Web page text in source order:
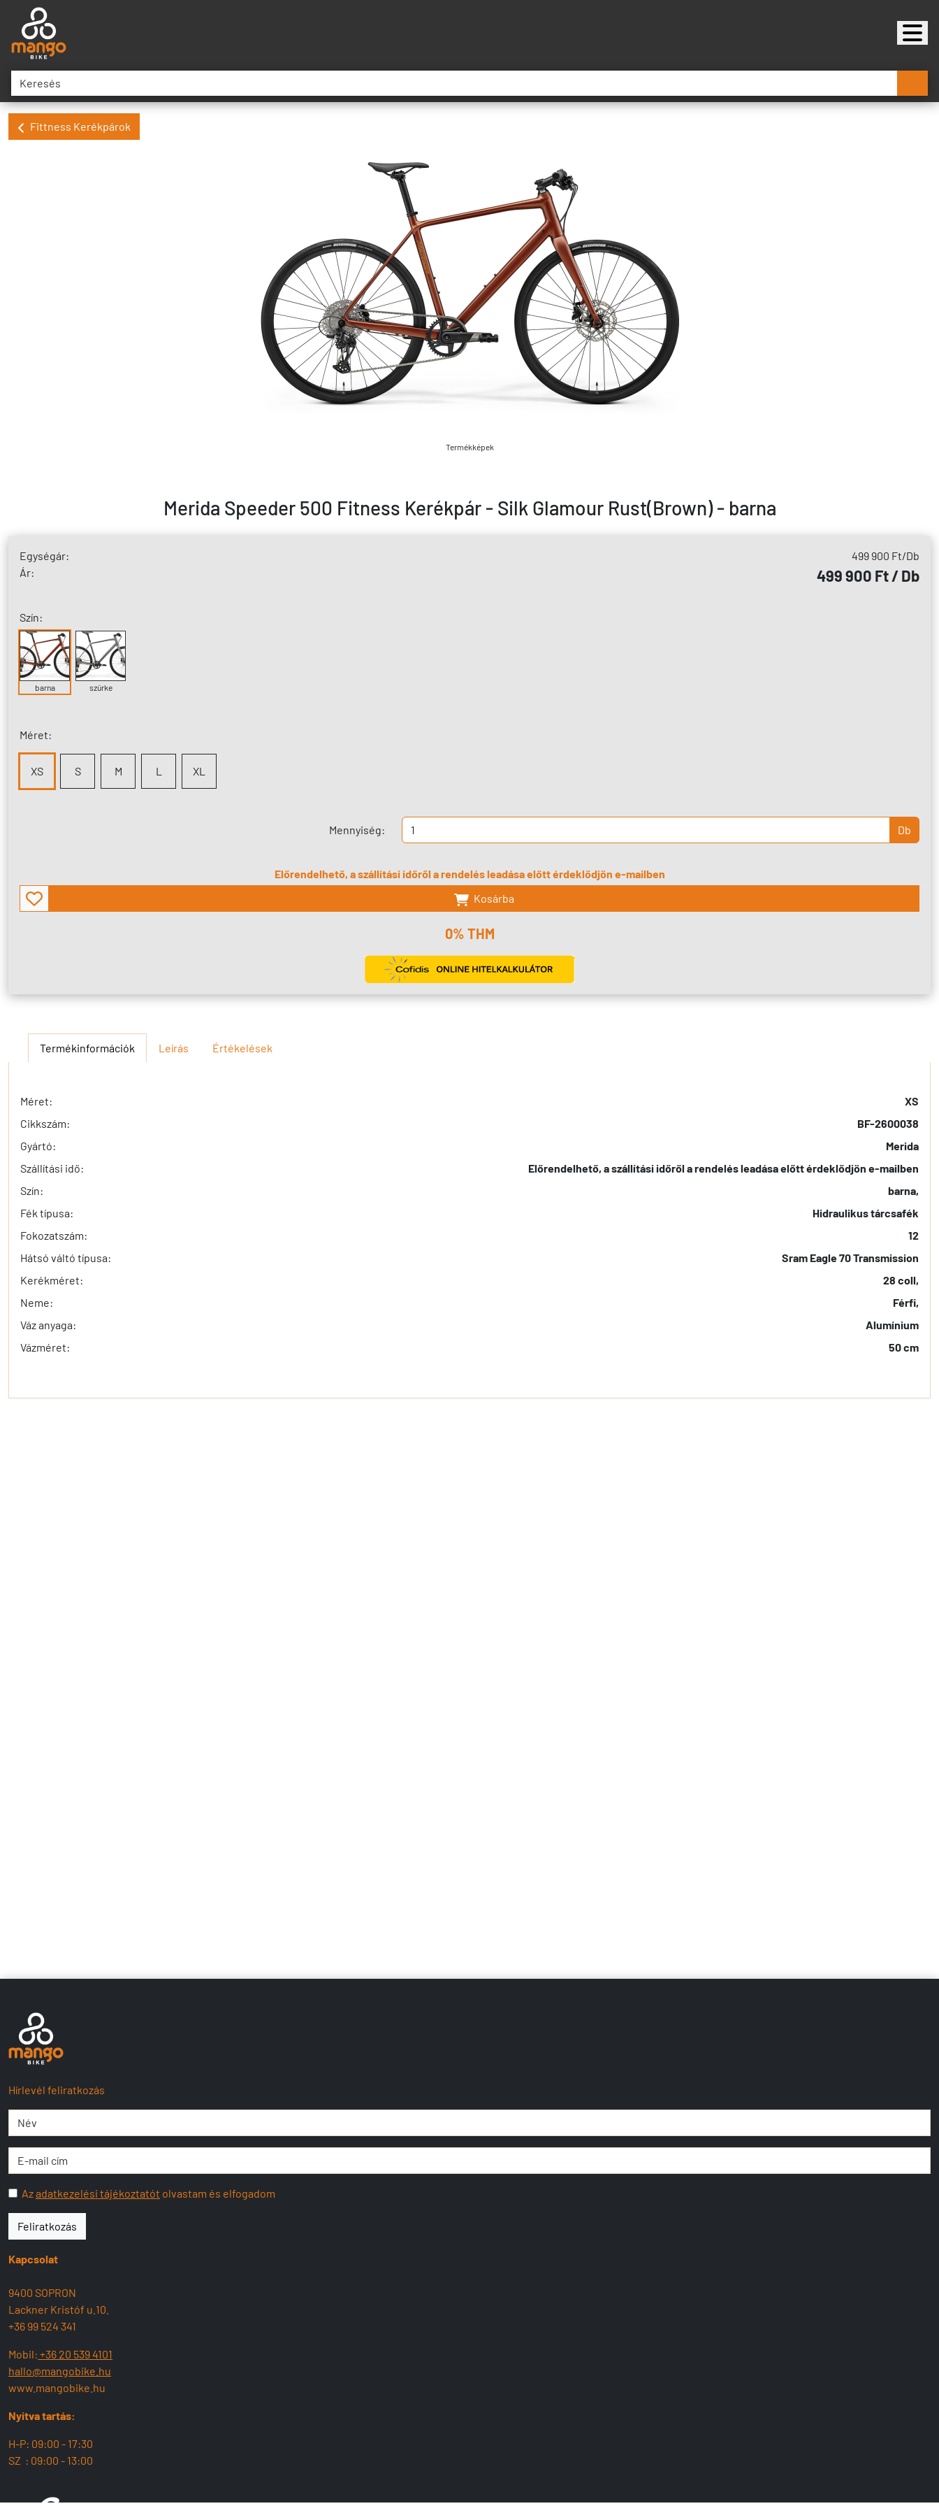
Fittness Kerékpárok
Termékképek
Merida Speeder 500 Fitness Kerékpár - Silk Glamour Rust(Brown) - barna
Egységár: 499 900 Ft/Db
Ár:
499 900 Ft / Db
Szín:
barna szürke
Méret:
XS S M L XL
Mennyiség: Db
Előrendelhető, a szállítási időről a rendelés leadása előtt érdeklődjön e-mailben
Kosárba
0% THM
Termékinformációk Leírás Értékelések
Méret:
XS
Cikkszám:
BF-2600038
Gyártó:
Merida
Szállítási idő:
Előrendelhető, a szállítási időről a rendelés leadása előtt érdeklődjön e-mailben
Szín:
barna,
Fék típusa:
Hidraulikus tárcsafék
Fokozatszám:
12
Hátsó váltó típusa:
Sram Eagle 70 Transmission
Kerékméret:
28 coll,
Neme:
Férfi,
Váz anyaga:
Alumínium
Vázméret:
50 cm
Hírlevél feliratkozás
Azadatkezelési tájékoztatót olvastam és elfogadom
Feliratkozás
Kapcsolat
9400 SOPRON
Lackner Kristóf u.10.
+36 99 524 341
Mobil: +36 20 539 4101
hallo@mangobike.hu
www.mangobike.hu
Nyitva tartás:
H-P: 09:00 - 17:30
SZ : 09:00 - 13:00